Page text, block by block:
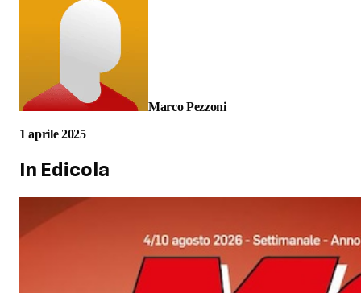
Marco Pezzoni
1 aprile 2025
In Edicola